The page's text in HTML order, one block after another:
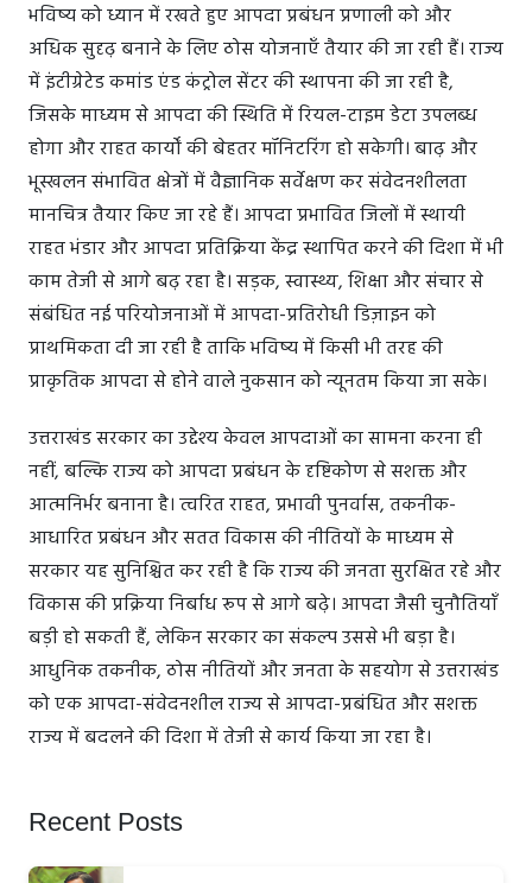
भविष्य को ध्यान में रखते हुए आपदा प्रबंधन प्रणाली को और
अधिक सुदृढ़ बनाने के लिए ठोस योजनाएँ तैयार की जा रही हैं। राज्य
में इंटीग्रेटेड कमांड एंड कंट्रोल सेंटर की स्थापना की जा रही है,
जिसके माध्यम से आपदा की स्थिति में रियल-टाइम डेटा उपलब्ध
होगा और राहत कार्यों की बेहतर मॉनिटरिंग हो सकेगी। बाढ़ और
भूस्खलन संभावित क्षेत्रों में वैज्ञानिक सर्वेक्षण कर संवेदनशीलता
मानचित्र तैयार किए जा रहे हैं। आपदा प्रभावित जिलों में स्थायी
राहत भंडार और आपदा प्रतिक्रिया केंद्र स्थापित करने की दिशा में भी
काम तेजी से आगे बढ़ रहा है। सड़क, स्वास्थ्य, शिक्षा और संचार से
संबंधित नई परियोजनाओं में आपदा-प्रतिरोधी डिज़ाइन को
प्राथमिकता दी जा रही है ताकि भविष्य में किसी भी तरह की
प्राकृतिक आपदा से होने वाले नुकसान को न्यूनतम किया जा सके।
उत्तराखंड सरकार का उद्देश्य केवल आपदाओं का सामना करना ही
नहीं, बल्कि राज्य को आपदा प्रबंधन के दृष्टिकोण से सशक्त और
आत्मनिर्भर बनाना है। त्वरित राहत, प्रभावी पुनर्वास, तकनीक-
आधारित प्रबंधन और सतत विकास की नीतियों के माध्यम से
सरकार यह सुनिश्चित कर रही है कि राज्य की जनता सुरक्षित रहे और
विकास की प्रक्रिया निर्बाध रूप से आगे बढ़े। आपदा जैसी चुनौतियाँ
बड़ी हो सकती हैं, लेकिन सरकार का संकल्प उससे भी बड़ा है।
आधुनिक तकनीक, ठोस नीतियों और जनता के सहयोग से उत्तराखंड
को एक आपदा-संवेदनशील राज्य से आपदा-प्रबंधित और सशक्त
राज्य में बदलने की दिशा में तेजी से कार्य किया जा रहा है।
Recent Posts